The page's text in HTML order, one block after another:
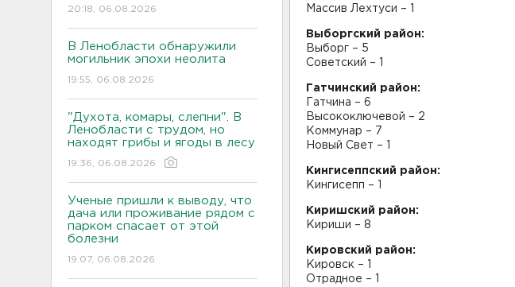
20:18, 06.08.2026
В Ленобласти обнаружили
могильник эпохи неолита
19:55, 06.08.2026
"Духота, комары, слепни". В
Ленобласти с трудом, но
находят грибы и ягоды в лесу
19:36, 06.08.2026
Ученые пришли к выводу, что
дача или проживание рядом с
парком спасает от этой
болезни
19:07, 06.08.2026
Массив Лехтуси – 1
Выборгский район:
Выборг – 5
Советский – 1
Гатчинский район:
Гатчина – 6
Высокоключевой – 2
Коммунар – 7
Новый Свет – 1
Кингисеппский район:
Кингисепп – 1
Киришский район:
Кириши – 8
Кировский район:
Кировск – 1
Отрадное – 1